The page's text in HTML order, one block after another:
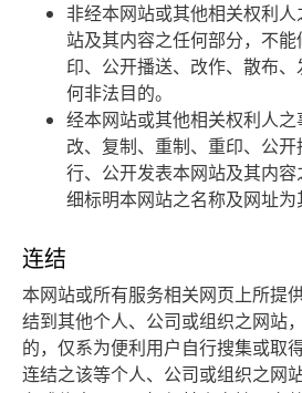
非经本网站或其他相关权利
站及其内容之任何部分，不
印、公开播送、改作、散布
何非法目的。
经本网站或其他相关权利人
改、复制、重制、重印、公
行、公开发表本网站及其内
细标明本网站之名称及网址为
连结
本网站或所有服务相关网页上所提
结到其他个人、公司或组织之网站
的，仅系为便利用户自行搜集或取
连结之该等个人、公司或组织之网